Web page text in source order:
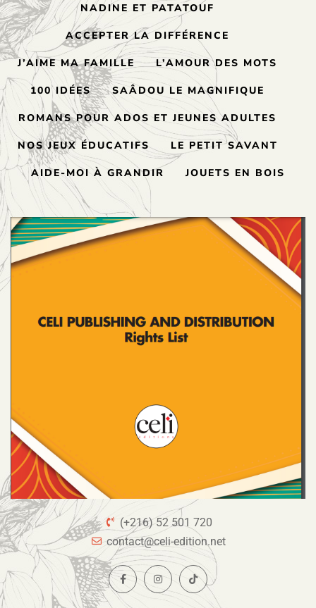
NADINE ET PATATOUF
ACCEPTER LA DIFFÉRENCE
J’AIME MA FAMILLE L’AMOUR DES MOTS
100 IDÉES SAÂDOU LE MAGNIFIQUE
ROMANS POUR ADOS ET JEUNES ADULTES
NOS JEUX ÉDUCATIFS LE PETIT SAVANT
AIDE-MOI À GRANDIR JOUETS EN BOIS
(+216) 52 501 720
contact@celi-edition.net